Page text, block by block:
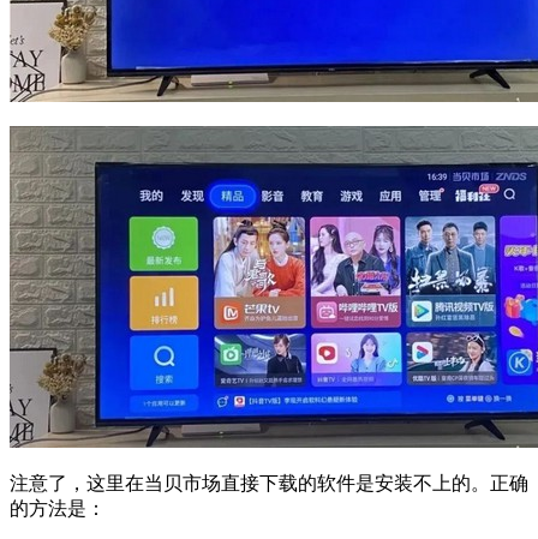
注意了，这里在当贝市场直接下载的软件是安装不上的。正确
的方法是：